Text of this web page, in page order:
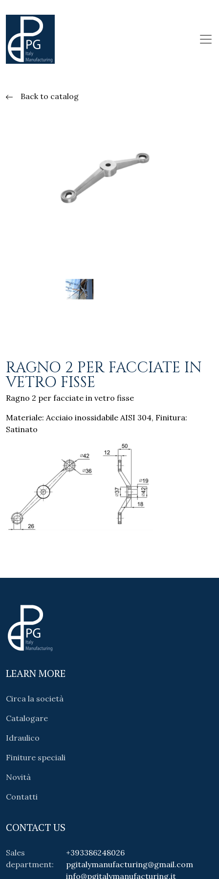
Back to catalog
RAGNO 2 PER FACCIATE IN
VETRO FISSE
Ragno 2 per facciate in vetro fisse
Materiale: Acciaio inossidabile AISI 304, Finitura:
Satinato
LEARN MORE
Circa la società
Catalogare
Idraulico
Finiture speciali
Novità
Contatti
CONTACT US
Sales
department:
+393386248026
pgitalymanufacturing@gmail.com
info@pgitalymanufacturing.it